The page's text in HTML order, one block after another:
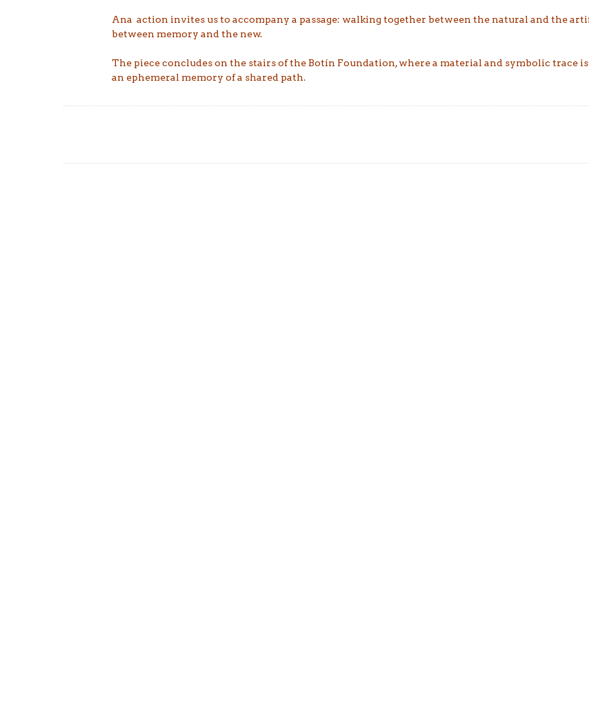
Ana action invites us to accompany a passage: walking together between the natural and the
between memory and the new.
The piece concludes on the stairs of the Botín Foundation, where a material and symbolic trace
an ephemeral memory of a shared path.